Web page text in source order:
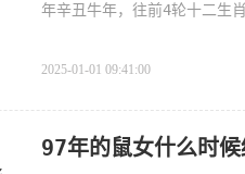
年辛丑牛年，往前4轮十二生
2025-01-01 09:41:00
97年的鼠女什么时